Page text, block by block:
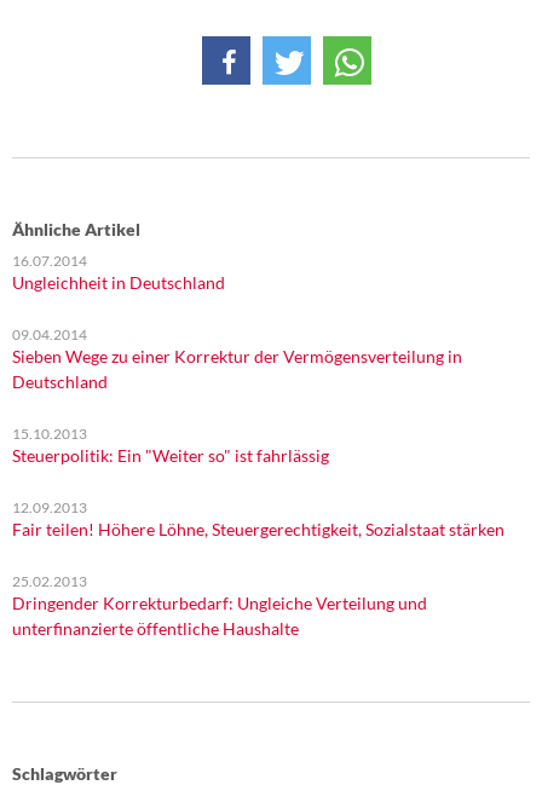
Ähnliche Artikel
16.07.2014
Ungleichheit in Deutschland
09.04.2014
Sieben Wege zu einer Korrektur der Vermögensverteilung in
Deutschland
15.10.2013
Steuerpolitik: Ein "Weiter so" ist fahrlässig
12.09.2013
Fair teilen! Höhere Löhne, Steuergerechtigkeit, Sozialstaat stärken
25.02.2013
Dringender Korrekturbedarf: Ungleiche Verteilung und
unterfinanzierte öffentliche Haushalte
Schlagwörter